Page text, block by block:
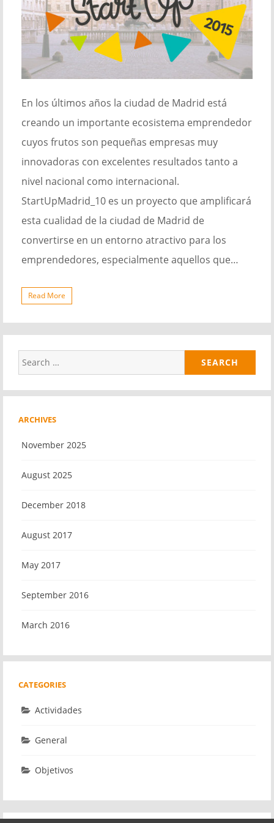
En los últimos años la ciudad de Madrid está
creando un importante ecosistema emprendedor
cuyos frutos son pequeñas empresas muy
innovadoras con excelentes resultados tanto a
nivel nacional como internacional.
StartUpMadrid_10 es un proyecto que amplificará
esta cualidad de la ciudad de Madrid de
convertirse en un entorno atractivo para los
emprendedores, especialmente aquellos que…
Read More
Search
for:
ARCHIVES
November 2025
August 2025
December 2018
August 2017
May 2017
September 2016
March 2016
CATEGORIES
Actividades
General
Objetivos